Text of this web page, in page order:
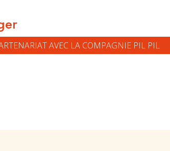
AVEC LA COMPAGNIE PIL PIL